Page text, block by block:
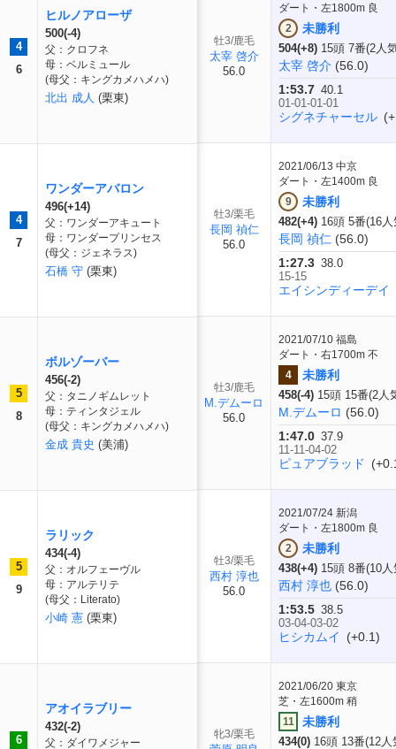
4
6
ヒルノアローザ
500(-4)
父：クロフネ
母：ベルミュール
(母父：キングカメハメハ)
北出 成人 (栗東)
4
7
ワンダーアバロン
496(+14)
父：ワンダーアキュート
母：ワンダープリンセス
(母父：ジェネラス)
石橋 守 (栗東)
5
8
ボルゾーバー
456(-2)
父：タニノギムレット
母：ティンタジェル
(母父：キングカメハメハ)
金成 貴史 (美浦)
5
9
ラリック
434(-4)
父：オルフェーヴル
母：アルテリテ
(母父：Literato)
小崎 憲 (栗東)
6
アオイラブリー
432(-2)
父：ダイワメジャー
牡3/鹿毛
太宰 啓介
56.0
ダート・左1800m 良
2
未勝利
504(+8) 15頭 7番(2人
太宰 啓介 (56.0)
1:53.7 40.1
01-01-01-01
シグネチャーセル
牡3/栗毛
長岡 禎仁
56.0
2021/06/13 中京
ダート・左1400m 良
9
未勝利
482(+4) 16頭 5番(16人
長岡 禎仁 (56.0)
1:27.3 38.0
15-15
エイシンディーデイ
牡3/鹿毛
M.デムーロ
56.0
2021/07/10 福島
ダート・右1700m 不
4
未勝利
458(-4) 15頭 15番(2人
M.デムーロ (56.0)
1:47.0 37.9
11-11-04-02
ピュアブラッド
牡3/栗毛
西村 淳也
56.0
2021/07/24 新潟
ダート・左1800m 良
2
未勝利
438(+4) 15頭 8番(10人
西村 淳也 (56.0)
1:53.5 38.5
03-04-03-02
ヒシカムイ (+0.1)
牝3/栗毛
2021/06/20 東京
芝・左1600m 稍
11
未勝利
434(0) 16頭 13番(12人